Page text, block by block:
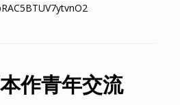
作青年交流